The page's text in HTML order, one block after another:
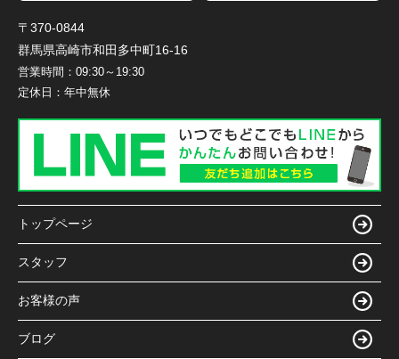
〒370-0844
群馬県高崎市和田多中町16-16
営業時間： 09:30～19:30
定休日： 年中無休
トップページ
スタッフ
お客様の声
ブログ